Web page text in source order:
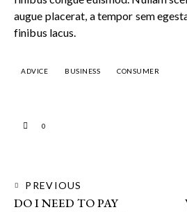
augue placerat, a tempor sem
finibus lacus.
ADVICE BUSINESS CONSUMER
0
PREVIOUS
DO I NEED TO PAY